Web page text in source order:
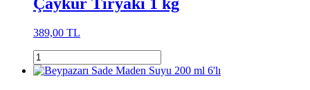
Çaykur Tiryaki 1 kg
389,00 TL